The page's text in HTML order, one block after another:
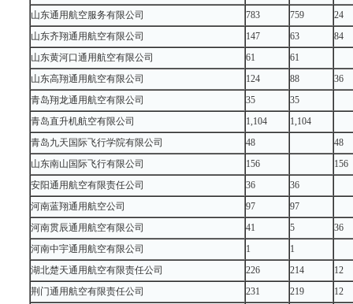
山东通用航空服务有限公司
783 759
24
山东齐翔通用航空有限公司
147 63
84
山东黄河口通用航空有限公司
61
61
山东高翔通用航空有限公司
124 88
36
青岛翔龙通用航空有限公司
35
35
青岛直升机航空有限公司
1,104
1,104
青岛九天国际飞行学院有限公司
48
48
山东南山国际飞行有限公司
156
156
安阳通用航空有限责任公司
36
36
河南蓝翔通用航空公司
97
97
河南贯辰通用航空有限公司
41 5
36
河南中宇通用航空有限公司
1
1
湖北楚天通用航空有限责任公司
226 214
12
荆门通用航空有限责任公司
231 219
12